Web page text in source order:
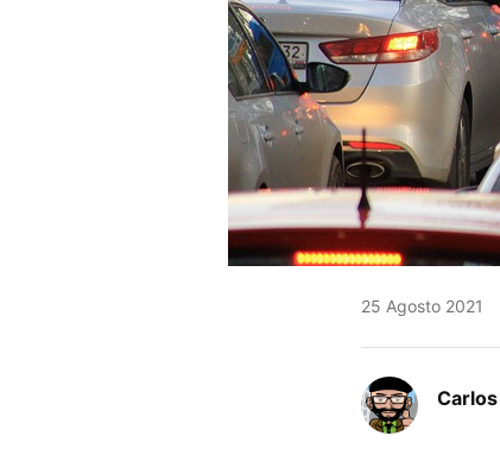
25 Agosto 2021